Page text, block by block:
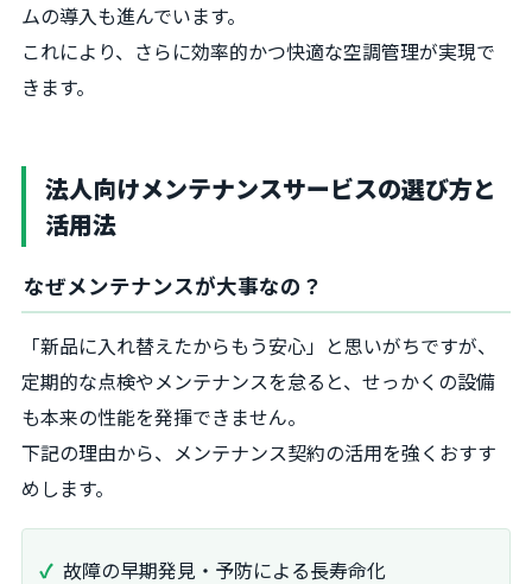
ムの導入も進んでいます。
これにより、さらに効率的かつ快適な空調管理が実現で
きます。
法人向けメンテナンスサービスの選び方と
活用法
なぜメンテナンスが大事なの？
「新品に入れ替えたからもう安心」と思いがちですが、
定期的な点検やメンテナンスを怠ると、せっかくの設備
も本来の性能を発揮できません。
下記の理由から、メンテナンス契約の活用を強くおすす
めします。
故障の早期発見・予防による長寿命化